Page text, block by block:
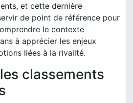
et cette dernière
de point de référence pour
le contexte
à apprécier les enjeux
liées à la rivalité.
classements